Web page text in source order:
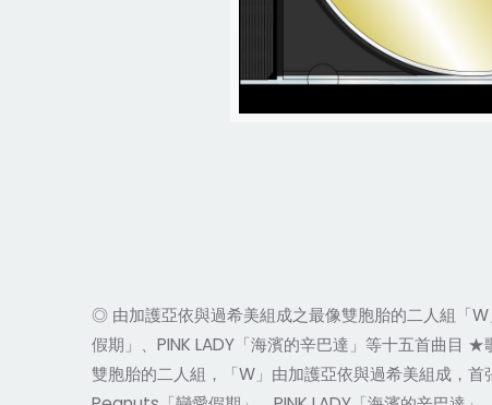
◎ 由加護亞依與過希美組成之最像雙胞胎的二人組「
假期」、PINK LADY「海濱的辛巴達」等十五首曲
雙胞胎的二人組，「W」由加護亞依與過希美組成，